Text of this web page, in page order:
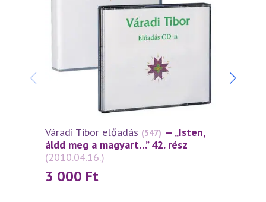
Váradi Tibor előadás (547) — „Isten,
áldd meg a magyart…” 42. rész
(2010.04.16.)
3 000 Ft